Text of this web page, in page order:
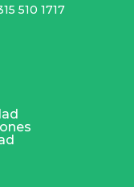
510 1717